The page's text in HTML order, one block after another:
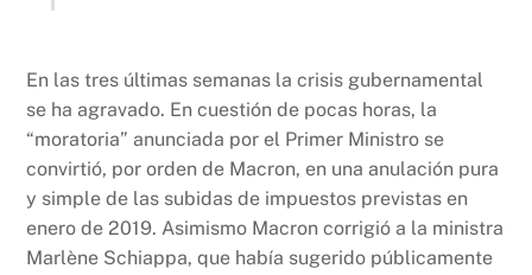
En las tres últimas semanas la crisis gubernamental
se ha agravado. En cuestión de pocas horas, la
“moratoria” anunciada por el Primer Ministro se
convirtió, por orden de Macron, en una anulación pura
y simple de las subidas de impuestos previstas en
enero de 2019. Asimismo Macron corrigió a la ministra
Marlène Schiappa, que había sugerido públicamente